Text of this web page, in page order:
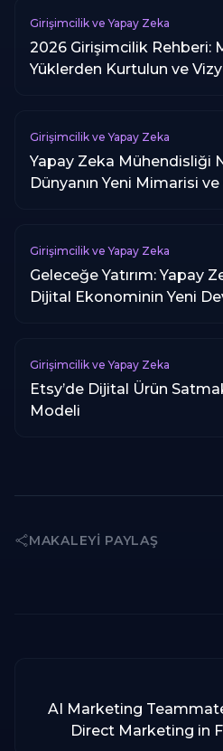
Girişimcilik ve Yapay Zeka
2026 Girişimcilik Rehberi:
Yüklerden Kurtulun ve
Girişimcilik ve Yapay Zeka
Yapay Zeka Mühendisliği
Dünyanın Yeni Mimarisi
Girişimcilik ve Yapay Zeka
Geleceğe Yatırım: Yapay
Dijital Ekonominin Yeni
Girişimcilik ve Yapay Zeka
Etsy’de Dijital Ürün
Modeli
MAKALEYI PAYLAŞ
AI Marketing
Direct Marketing in